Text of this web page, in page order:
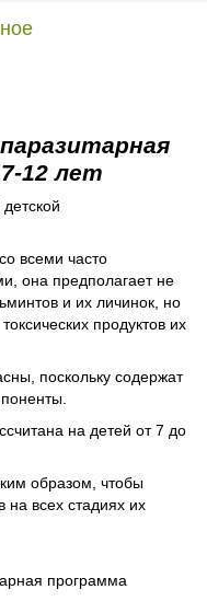
12 лет
всеми часто
она предполагает не
и их личинок, но
продуктов их
поскольку содержат
на детей от 7 до
образом, чтобы
на всех стадиях их
программа